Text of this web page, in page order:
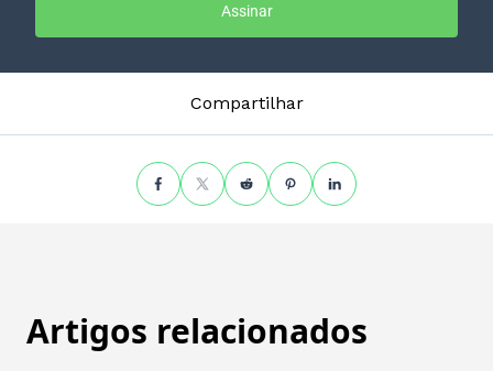
Assinar
Compartilhar
Artigos relacionados